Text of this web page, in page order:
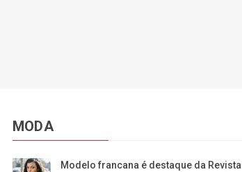
MODA
Modelo francana é destaque da Revista